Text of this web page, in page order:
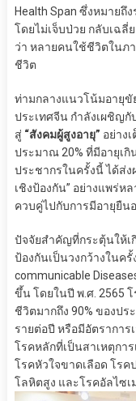
Health Span ซึ่งหมาย
โดยไม่เจ็บป่วย กลับเฉลี่
ว่า หลายคนใช้ชีวิตในภ
ชีวิต
ท่ามกลางแนวโน้มอายุขั
ประเทศจีน กำลังเผชิญ
สู่ “สังคมผู้สูงอายุ” อย่าง
ประมาณ 20% ที่มีอายุเกิ
ประชากรในครั้งนี้ ได้ส่
เชิงป้องกัน” อย่างแพร่ห
ควบคู่ไปกับการมีอายุยืน
ปัจจัยสำคัญที่กระตุ้นให้
ป้องกันเป็นวงกว้างในครั้
communicable
ขึ้น โดยในปี พ.ศ. 2565
ชีวิตมากถึง 90% ของป
รายต่อปี หรือมีอัตราการ
โรคหลักที่เป็นสาเหตุกา
โรคหัวใจขาดเลือด โรค
โลหิตสูง และโรคอัลไซเ